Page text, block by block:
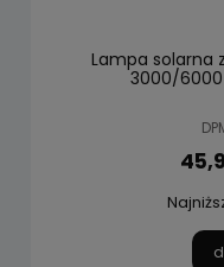
Lampa solarna
3000/6000